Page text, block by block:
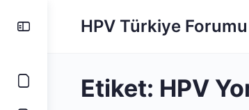
HPV Türkiye Forumu
Etiket: HPV